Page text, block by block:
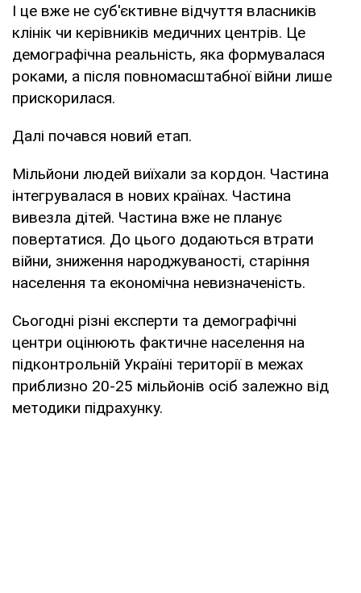
І це вже не суб'єктивне відчуття власників
клінік чи керівників медичних центрів. Це
демографічна реальність, яка формувалася
роками, а після повномасштабної війни лише
прискорилася.
Далі почався новий етап.
Мільйони людей виїхали за кордон. Частина
інтегрувалася в нових країнах. Частина
вивезла дітей. Частина вже не планує
повертатися. До цього додаються втрати
війни, зниження народжуваності, старіння
населення та економічна невизначеність.
Сьогодні різні експерти та демографічні
центри оцінюють фактичне населення на
підконтрольній Україні території в межах
приблизно 20-25 мільйонів осіб залежно від
методики підрахунку.